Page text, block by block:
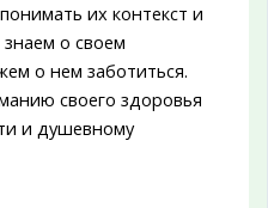
их контекст и
о своем
о нем заботиться.
своего здоровья
и душевному